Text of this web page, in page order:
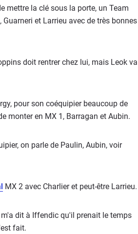
mettre la clé sous la porte, un Team
et Larrieu avec de très bonnes
doit rentrer chez lui, mais Leok va
pour son coéquipier beaucoup de
monter en MX 1, Barragan et Aubin.
on parle de Paulin, Aubin, voir
MX 2 avec Charlier et peut-être Larrieu.
dit à Iffendic qu'il prenait le temps
fait.